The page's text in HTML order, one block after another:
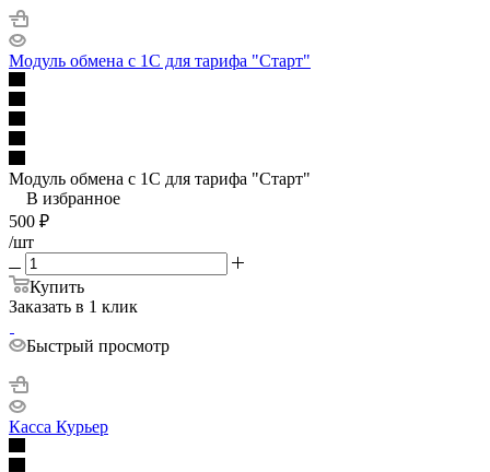
Модуль обмена с 1С для тарифа "Старт"
Модуль обмена с 1С для тарифа "Старт"
В избранное
500 ₽
/шт
Купить
Заказать в 1 клик
Быстрый просмотр
Касса Курьер